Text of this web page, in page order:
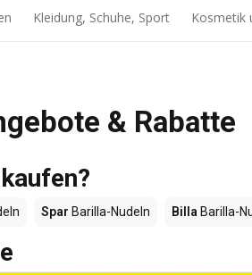
Kleidung, Schuhe, Sport Kosmetik
& Rabatte
Spar Barilla-Nudeln Billa Barilla-